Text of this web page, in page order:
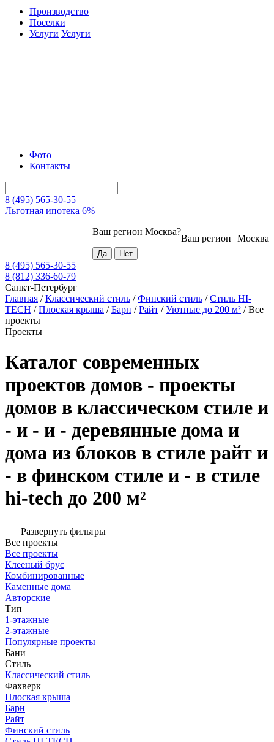
Производство
Поселки
Услуги Услуги
Фото
Контакты
8 (495) 565-30-55
Льготная ипотека 6%
Москва
Ваш регион
Ваш регион Москва?
8 (495) 565-30-55
8 (812) 336-60-79
Санкт-Петербург
Главная /Классический стиль /Финский стиль /Стиль HI-
TECH /Плоская крыша /Барн /Райт /Уютные до 200 м² /Все
проекты
Проекты
Каталог современных
проектов домов - проекты
домов в классическом стиле и
- и - и - деревянные дома и
дома из блоков в стиле райт и
- в финском стиле и - в стиле
hi-tech до 200 м²
Развернуть фильтры
Все проекты
Все проекты
Клееный брус
Комбинированные
Каменные дома
Авторские
Тип
1-этажные
2-этажные
Популярные проекты
Бани
Стиль
Классический стиль
Фахверк
Плоская крыша
Барн
Райт
Финский стиль